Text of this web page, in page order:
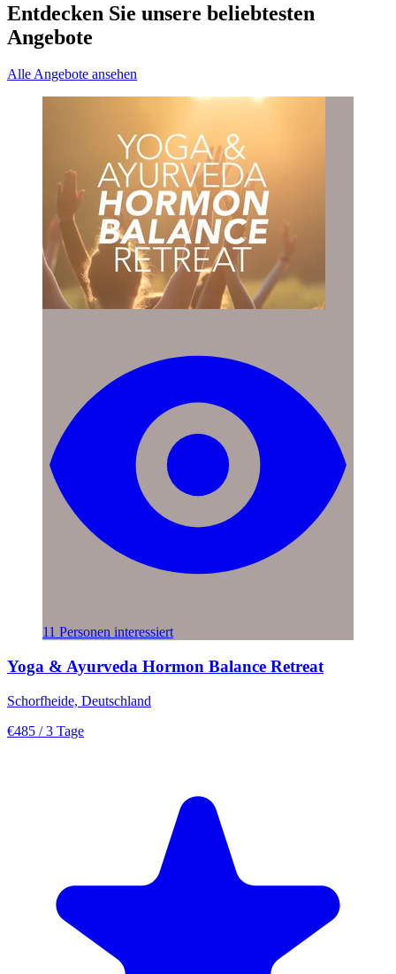
Entdecken Sie unsere beliebtesten
Angebote
Alle Angebote ansehen
11 Personen interessiert
Yoga & Ayurveda Hormon Balance Retreat
Schorfheide, Deutschland
€485 / 3 Tage